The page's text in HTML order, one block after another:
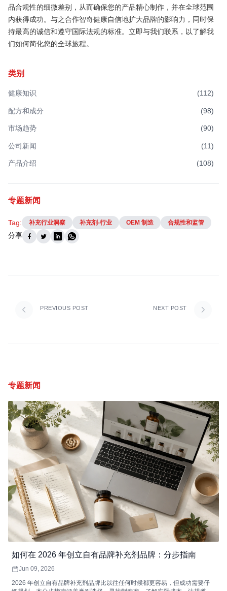
品合规性的细微差别，从而确保您的产品精心制作，并在全球范围
内获得成功。与之合作智奇健康自信地扩大品牌的影响力，同时保
持最高的诚信和遵守国际法规的标准。立即与我们联系，以了解我
们如何简化您的全球旅程。
类别
健康知识 (112)
配方和成分 (98)
市场趋势 (90)
公司新闻 (11)
产品介绍 (108)
专题新闻
Tag: 补充行业洞察 补充剂-行业 OEM 制造 合规性和监管
分享
PREVIOUS POST NEXT POST
专题新闻
如何在 2026 年创立自有品牌补充剂品牌：分步指南
Jun 09, 2026
2026 年创立自有品牌补充剂品牌比以往任何时候都更容易，但成功需要仔